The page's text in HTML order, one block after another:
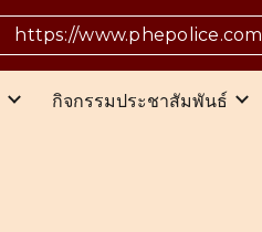
Skip to navigation
https://www.phepolice.com
กิจกรรมประชาสัมพันธ์